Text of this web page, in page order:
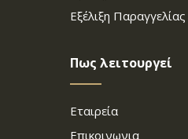
Εξέλιξη Παραγγελίας
Πως λειτουργεί
Εταιρεία
Επικοινωνια